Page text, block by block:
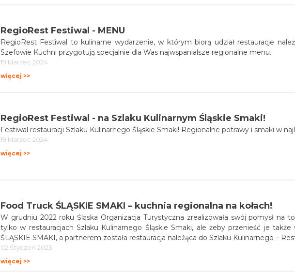
RegioRest Festiwal - MENU
RegioRest Festiwal to kulinarne wydarzenie, w którym biorą udział restauracje
Szefowie Kuchni przygotują specjalnie dla Was najwspanialsze regionalne menu.
19 Marzec 2024
więcej >>
RegioRest Festiwal - na Szlaku Kulinarnym Śląskie Smaki!
Festiwal restauracji Szlaku Kulinarnego Śląskie Smaki! Regionalne potrawy i smaki w
19 Marzec 2024
więcej >>
Food Truck ŚLĄSKIE SMAKI – kuchnia regionalna na kołach!
W grudniu 2022 roku Śląska Organizacja Turystyczna zrealizowała swój pomysł na
tylko w restauracjach Szlaku Kulinarnego Śląskie Smaki, ale żeby przenieść je
ŚLĄSKIE SMAKI, a partnerem została restauracja należąca do Szlaku Kulinarnego –
02 Styczeń 2023
więcej >>